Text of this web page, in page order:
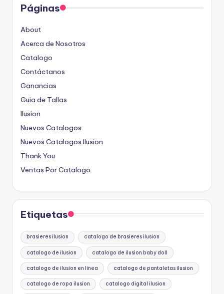
Páginas
About
Acerca de Nosotros
Catalogo
Contáctanos
Ganancias
Guia de Tallas
Ilusion
Nuevos Catalogos
Nuevos Catalogos Ilusion
Thank You
Ventas Por Catalogo
Etiquetas
brasieres ilusion catalogo de brasieres ilusion
catalogo de ilusion catalogo de ilusion baby doll
catalogo de ilusion en linea catalogo de pantaletas ilusion
catalogo de ropa ilusion catalogo digital ilusion